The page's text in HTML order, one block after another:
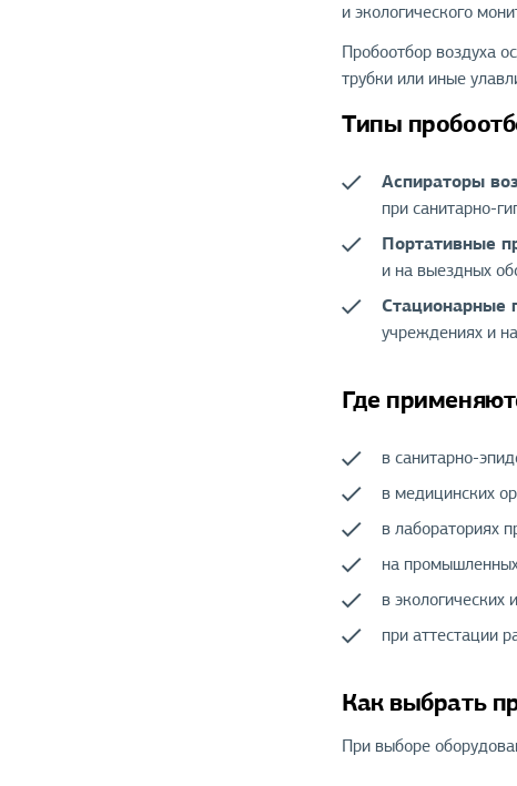
и экологического
Пробоотбор воздуха
трубки или иные
Типы
Аспираторы
при санитарно-
Портативные
и на выездных
Стационарные
учреждениях и
Где
в санитарно-
в медицинских
в лабораториях
на
в экологических
при аттестации
Как выбрать
При выборе